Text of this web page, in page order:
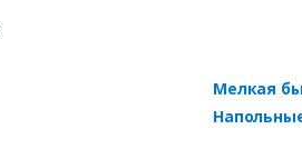
Мелкая